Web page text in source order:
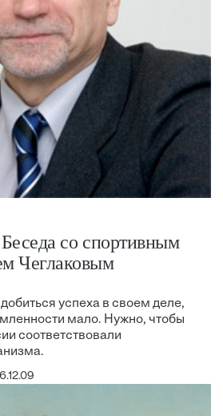
со спортивным
Чеглаковым
успеха в своем деле,
мало. Нужно, чтобы
соответствовали